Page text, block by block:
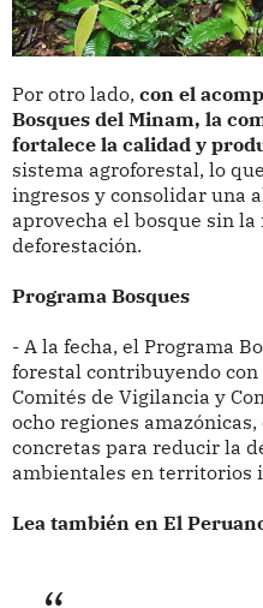
Por otro lado, con el
Bosques del Minam, la
fortalece la calidad y
sistema agroforestal, lo
ingresos y consolidar una
aprovecha el bosque sin
deforestación.
Programa Bosques
- A la fecha, el Programa
forestal contribuyendo
Comités de Vigilancia y
ocho regiones
concretas para reducir la
ambientales en territorios
Lea también en El